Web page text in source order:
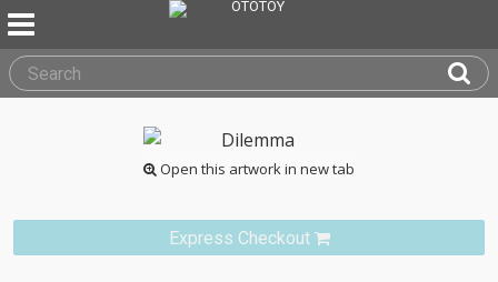
Open this artwork in new tab
Express Checkout